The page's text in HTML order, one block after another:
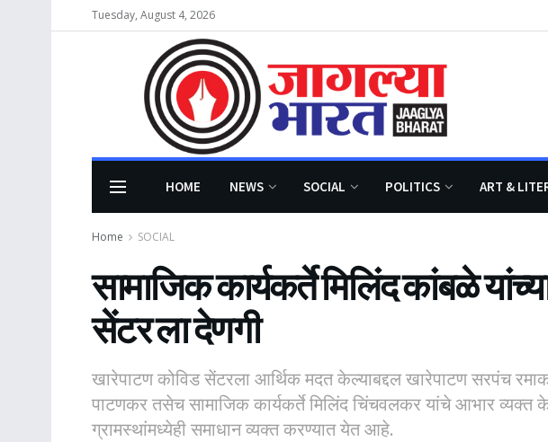
Tuesday, August 4, 2026
HOME NEWS SOCIAL POLITICS ART &
Home SOCIAL
सामाजिक कार्यकर्ते मिलिंद कांबळे
सेंटर ला देणगी
खारेपाटण कोविड सेंटरला आर्थिक मदत केल्याबद्दल खारेपाटण सरपंच
पाटणकर तसेच सामाजिक कार्यकर्ते मिलिंद चिंचवलकर यांचे आभार
ग्रामस्थांमध्येही समाधान व्यक्त करण्यात येत आहे.